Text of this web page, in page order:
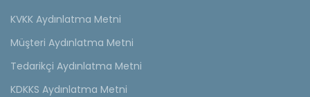
KVKK Aydınlatma Metni
Müşteri Aydınlatma Metni
Tedarikçi Aydınlatma Metni
KDKKS Aydınlatma Metni